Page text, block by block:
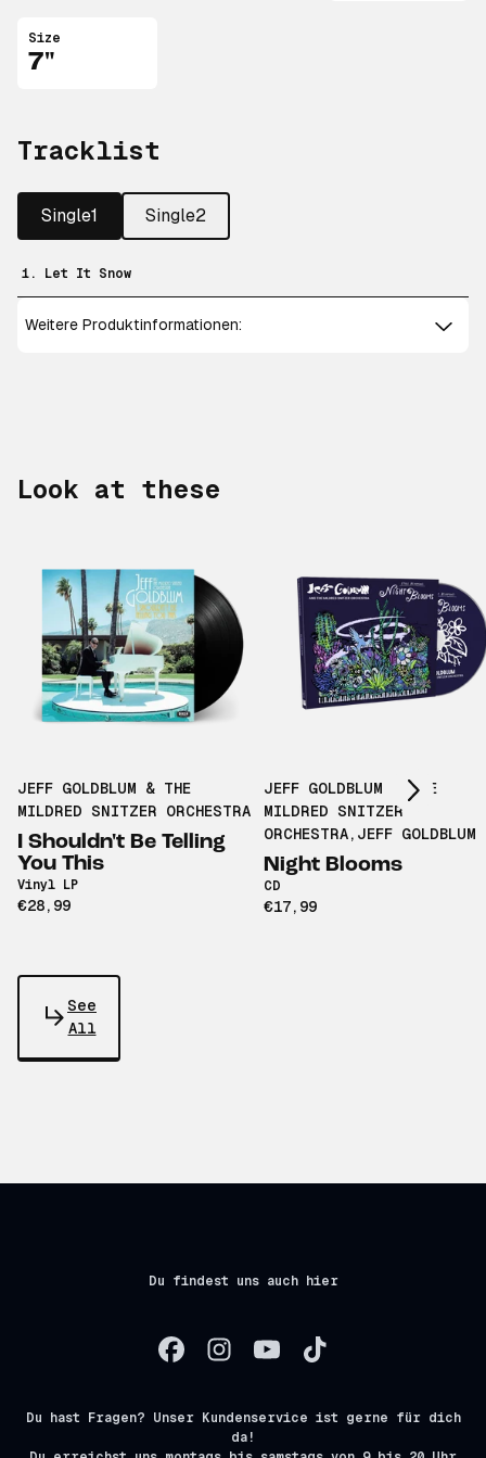
Size
7"
Tracklist
Single1 Single2
1. Let It Snow
Weitere Produktinformationen:
Look at these
JEFF GOLDBLUM & THE
MILDRED SNITZER ORCHESTRA
I Shouldn't Be Telling
You This
Vinyl LP
€28,99
JEFF GOLDBLUM & THE
MILDRED SNITZER
ORCHESTRA, JEFF GOLDBLUM
Night Blooms
CD
€17,99
See
All
Du findest uns auch hier
Du hast Fragen? Unser Kundenservice ist gerne für dich
da!